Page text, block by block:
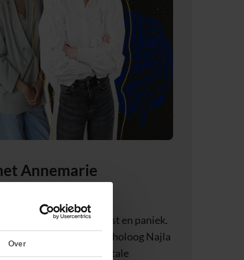
Over
Annemarie
ging het over angst en paniek.
verhaal. En GZ-psycholoog Najla
worstelen met hun mentale